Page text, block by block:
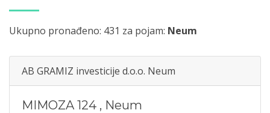
Ukupno pronađeno: 431 za pojam: Neum
AB GRAMIZ investicije d.o.o. Neum
MIMOZA 124 , Neum